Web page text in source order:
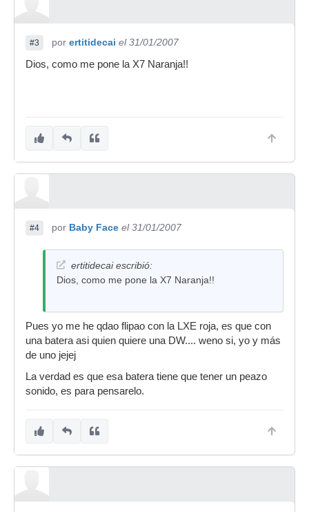
#3 por ertitidecai el 31/01/2007
Dios, como me pone la X7 Naranja!!
#4 por Baby Face el 31/01/2007
ertitidecai escribió:
Dios, como me pone la X7 Naranja!!
Pues yo me he qdao flipao con la LXE roja, es que con
una batera asi quien quiere una DW.... weno si, yo y más
de uno jejej
La verdad es que esa batera tiene que tener un peazo
sonido, es para pensarelo.